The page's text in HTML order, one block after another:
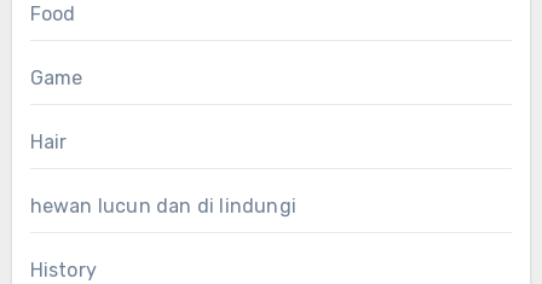
Food
Game
Hair
hewan lucun dan di lindungi
History